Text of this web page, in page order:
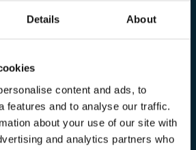
Details About
content and ads, to
features and to analyse our traffic.
about your use of our site with
and analytics partners who
per i
un hotel a misura di
fantastico parco giochi
possono giocare su lunghi